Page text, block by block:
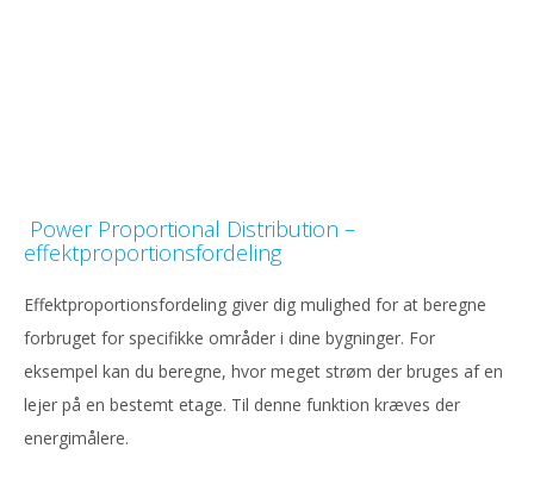
Power Proportional Distribution –
effektproportionsfordeling
Effektproportionsfordeling giver dig mulighed for at beregne
forbruget for specifikke områder i dine bygninger. For
eksempel kan du beregne, hvor meget strøm der bruges af en
lejer på en bestemt etage. Til denne funktion kræves der
energimålere.